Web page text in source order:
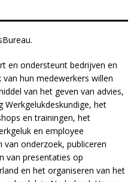
.
en ondersteunt bedrijven en
hun medewerkers willen
van het geven van advies,
Werkgelukdeskundige, het
en trainingen, het
en employee
van onderzoek, publiceren
van presentaties op
en het organiseren van het